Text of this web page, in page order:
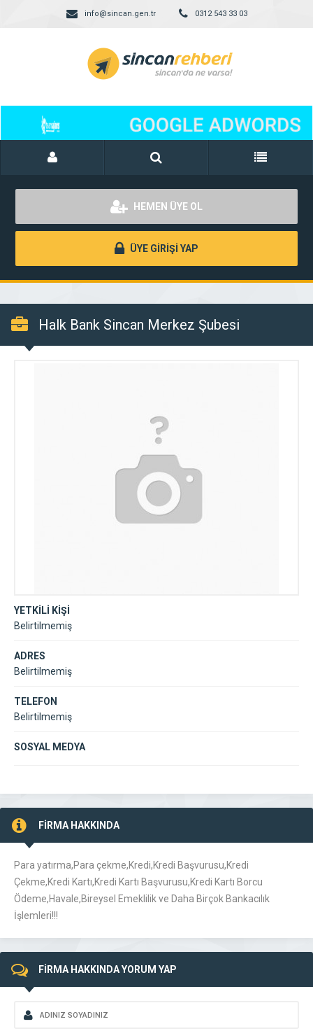
info@sincan.gen.tr 0312 543 33 03
HEMEN ÜYE OL
ÜYE GİRİŞİ YAP
Halk Bank Sincan Merkez Şubesi
YETKİLİ KİŞİ
Belirtilmemiş
ADRES
Belirtilmemiş
TELEFON
Belirtilmemiş
SOSYAL MEDYA
FİRMA HAKKINDA
Para yatırma,Para çekme,Kredi,Kredi Başvurusu,Kredi
Çekme,Kredi Kartı,Kredi Kartı Başvurusu,Kredi Kartı Borcu
Ödeme,Havale,Bireysel Emeklilik ve Daha Birçok Bankacılık
İşlemleri!!!
FİRMA HAKKINDA YORUM YAP